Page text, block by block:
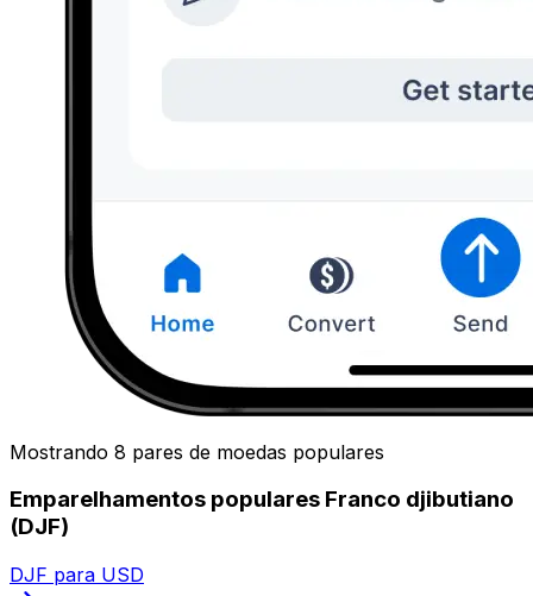
Mostrando 8 pares de moedas populares
Emparelhamentos populares Franco djibutiano
(DJF)
DJF para USD